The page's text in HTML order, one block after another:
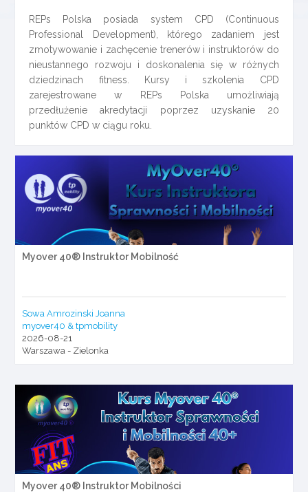
REPs Polska posiada system CPD (Continuous
Professional Development), którego zadaniem jest
zmotywowanie i zachęcenie trenerów i instruktorów do
nieustannego rozwoju i doskonalenia się w różnych
dziedzinach fitness. Kursy i szkolenia CPD
zarejestrowane w REPs Polska umożliwiają
przedłużenie akredytacji poprzez uzyskanie 20
punktów CPD w ciągu roku.
Myover 40® Instruktor Mobilność
Sowa Amrozinski Joanna
myover40 & tpmobility
2026-08-21
Warszawa - Zielonka
Myover 40® Instruktor Mobilności